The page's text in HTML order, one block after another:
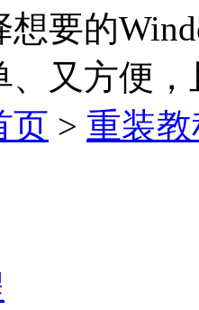
要的
、又方便
页 > 重装